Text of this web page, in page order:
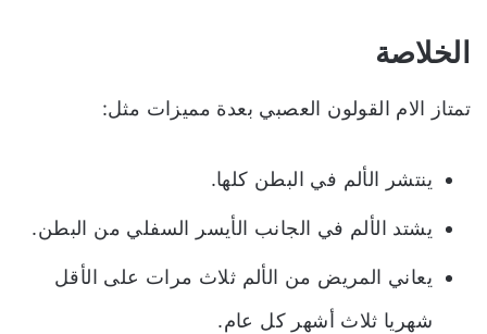
الخلاصة
تمتاز الام القولون العصبي بعدة مميزات مثل:
ينتشر الألم في البطن كلها.
يشتد الألم في الجانب الأيسر السفلي من البطن.
يعاني المريض من الألم ثلاث مرات على الأقل
شهريا ثلاث أشهر كل عام.